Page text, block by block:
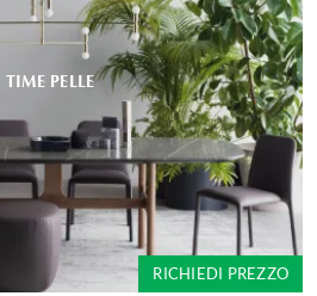
TIME PELLE
RICHIEDI PREZZO